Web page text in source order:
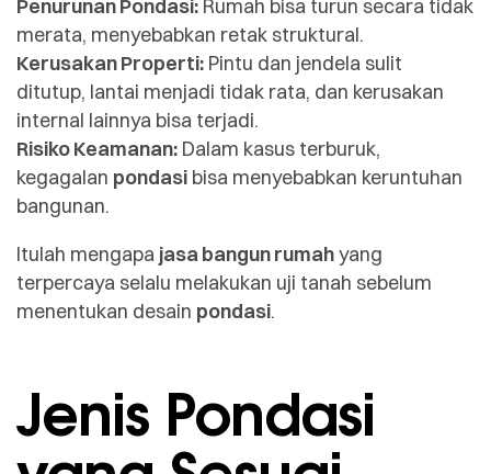
Penurunan Pondasi: Rumah bisa turun secara tidak
merata, menyebabkan retak struktural.
Kerusakan Properti: Pintu dan jendela sulit
ditutup, lantai menjadi tidak rata, dan kerusakan
internal lainnya bisa terjadi.
Risiko Keamanan: Dalam kasus terburuk,
kegagalan pondasi bisa menyebabkan keruntuhan
bangunan.
Itulah mengapa jasa bangun rumahyang
terpercaya selalu melakukan uji tanah sebelum
menentukan desain pondasi.
Jenis Pondasi